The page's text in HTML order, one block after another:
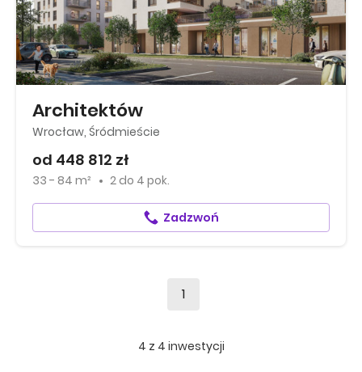
Architektów
Wrocław, Śródmieście
od 448 812 zł
33 - 84 m² 2 do 4 pok.
Zadzwoń
1
4 z 4 inwestycji